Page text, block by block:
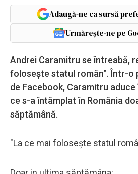
Adaugă-ne ca sursă
Urmărește-ne pe
Andrei Caramitru se întreabă,
folosește statul român". Într-o
de Facebook, Caramitru
ce s-a întâmplat în România
săptămână.
"La ce mai folosește statul